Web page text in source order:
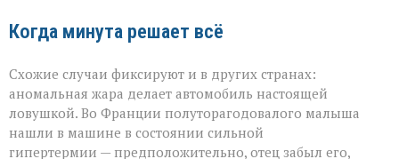
Когда минута решает всё
Схожие случаи фиксируют и в других странах:
аномальная жара делает автомобиль настоящей
ловушкой. Во Франции полуторагодовалого малыша
нашли в машине в состоянии сильной
гипертермии — предположительно, отец забыл его,